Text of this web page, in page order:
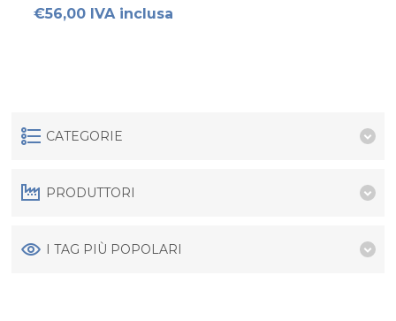
€56,00 IVA inclusa
CATEGORIE
PRODUTTORI
I TAG PIÙ POPOLARI